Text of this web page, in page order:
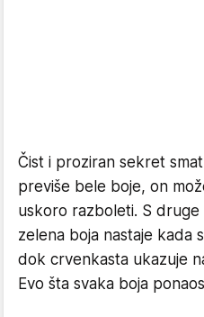
Čist i proziran sekret
previše bele boje, on
uskoro razboleti. S druge
zelena boja nastaje kada
dok crvenkasta ukazuje
Evo šta svaka boja